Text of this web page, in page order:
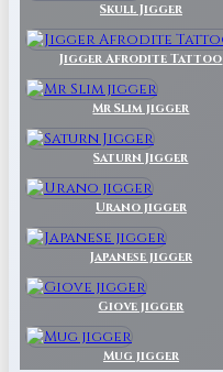
Skull Jigger
Jigger Afrodite Tattoo
Mr Slim jigger
Saturn Jigger
Urano jigger
Japanese jigger
Giove jigger
Mug jigger